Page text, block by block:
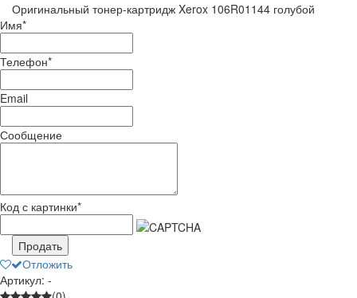
Оригинальный тонер-картридж Xerox 106R01144 голубой
Имя*
Телефон*
Email
Сообщение
Код с картинки*
Продать
Отложить
Артикул: -